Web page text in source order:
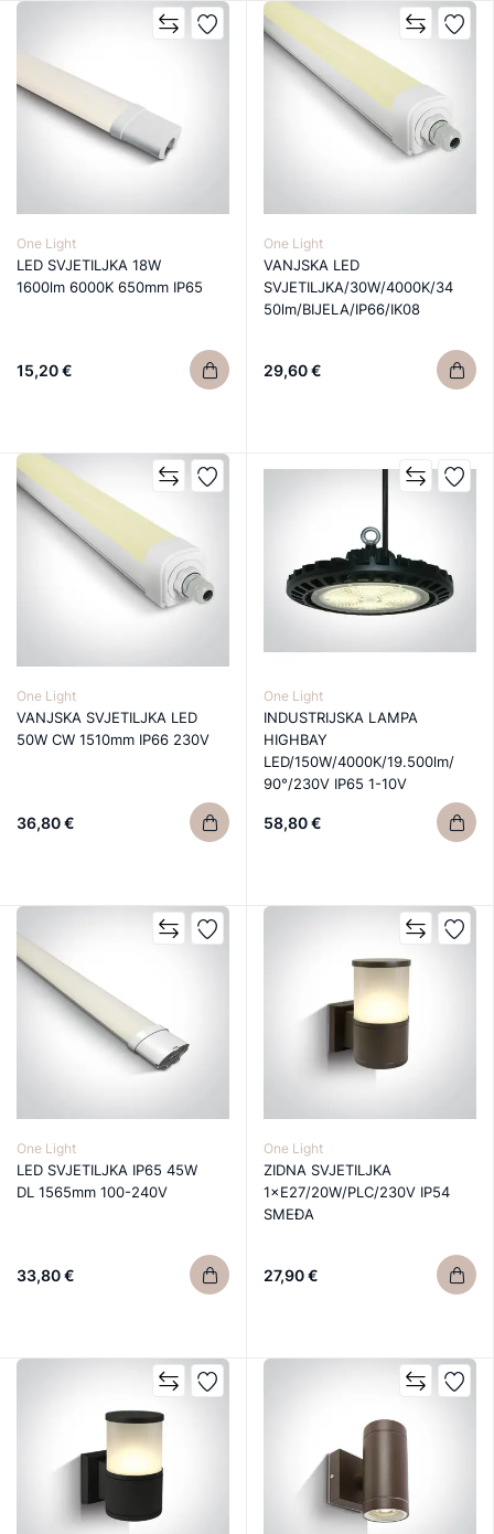
One Light
LED SVJETILJKA 18W
1600lm 6000K 650mm IP65
15,20 €
One Light
VANJSKA LED
SVJETILJKA/30W/4000K/34
50lm/BIJELA/IP66/IK08
29,60 €
One Light
VANJSKA SVJETILJKA LED
50W CW 1510mm IP66 230V
36,80 €
One Light
INDUSTRIJSKA LAMPA
HIGHBAY
LED/150W/4000K/19.500lm/
90°/230V IP65 1-10V
58,80 €
One Light
LED SVJETILJKA IP65 45W
DL 1565mm 100-240V
33,80 €
One Light
ZIDNA SVJETILJKA
1×E27/20W/PLC/230V IP54
SMEĐA
27,90 €